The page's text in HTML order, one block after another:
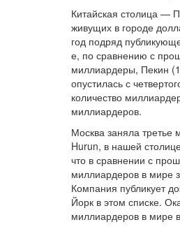
Китайская столица —
живущих в городе
год подряд
е, по сравнению с
миллиардеры, Пекин
опустилась с
количество
миллиардеров.
Москва заняла третье
Hurun, в нашей
что в сравнении с
миллиардеров в мире
Компания публикует
Йорк в этом списке.
миллиардеров в мире